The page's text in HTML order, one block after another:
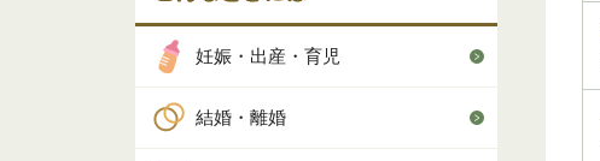
妊娠・出産・育児
結婚・離婚